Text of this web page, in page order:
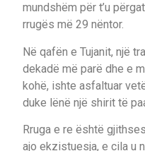
mundshëm për t’u
rrugës më 29 nëntor.
Në qafën e Tujanit, një
dekadë më parë dhe e
kohë, ishte asfaltuar
duke lënë një shirit të
Rruga e re është
ajo ekzistuesja, e cila u